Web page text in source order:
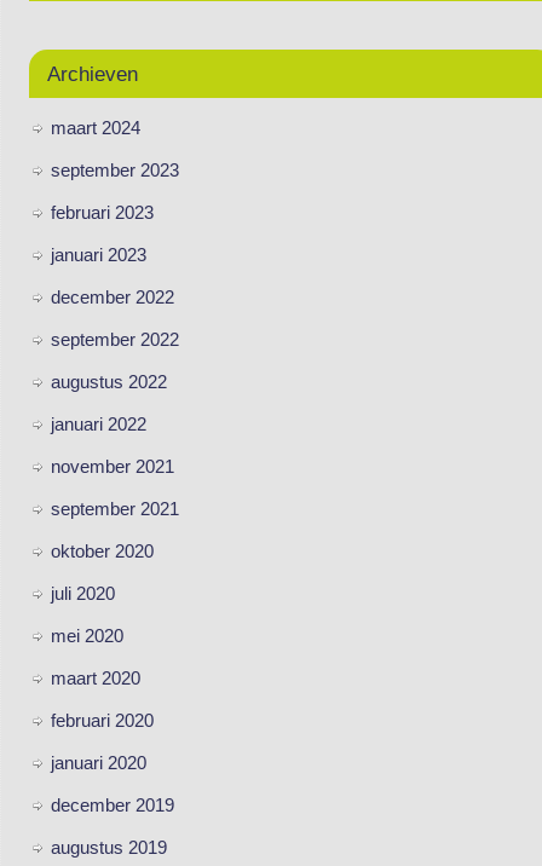
Archieven
maart 2024
september 2023
februari 2023
januari 2023
december 2022
september 2022
augustus 2022
januari 2022
november 2021
september 2021
oktober 2020
juli 2020
mei 2020
maart 2020
februari 2020
januari 2020
december 2019
augustus 2019